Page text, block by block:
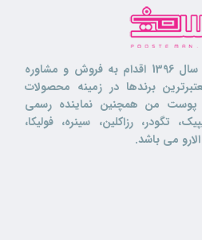
و لاکتیک اسید بوده که به بازسازی
موهایی قوی‌ تر و سالم‌ تر به شما هدیه
فیکس اس وی آی در حمام و همراه با
رنگ شده و آسیب دیده به همراه دارد.
اس وی آی برای چه
دیده یا شکننده هستند و به دنبال
لطافت، درخشندگی و حالت‌ پذیری مو خود
فروشگاه اینترنتی پوست من از سال 1396 اقدام به فروش و مشاوره
برندها در زمینه محصولات
پوست من همچنین نماینده رسمی
تگودر، رزاکلین، سینره، فولیکا،
می باشد.